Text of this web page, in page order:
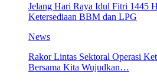
Jelang Hari Raya Idul Fitri 1445
Ketersediaan BBM dan LPG
News
Rakor Lintas Sektoral Operasi
Bersama Kita Wujudkan…